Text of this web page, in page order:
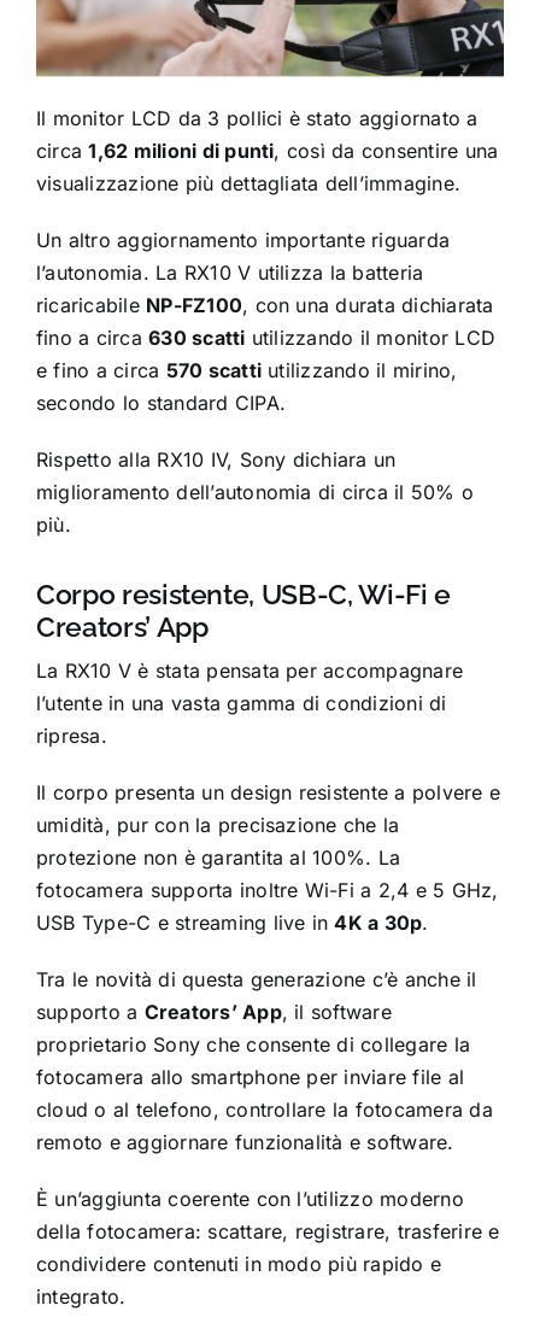
Il monitor LCD da 3 pollici è stato aggiornato a
circa1,62 milioni di punti, così da consentire una
visualizzazione più dettagliata dell’immagine.
Un altro aggiornamento importante riguarda
l’autonomia. La RX10 V utilizza la batteria
ricaricabile NP-FZ100, con una durata dichiarata
fino a circa630 scatti utilizzando il monitor LCD
e fino a circa 570 scatti utilizzando il mirino,
secondo lo standard CIPA.
Rispetto alla RX10 IV, Sony dichiara un
miglioramento dell’autonomia di circa il 50% o
più.
Corpo resistente, USB-C, Wi-Fi e
Creators’ App
La RX10 V è stata pensata per accompagnare
l’utente in una vasta gamma di condizioni di
ripresa.
Il corpo presenta un design resistente a polvere e
umidità, pur con la precisazione che la
protezione non è garantita al 100%. La
fotocamera supporta inoltre Wi-Fi a 2,4 e 5 GHz,
USB Type-C e streaming live in4K a 30p.
Tra le novità di questa generazione c’è anche il
supporto a Creators’ App, il software
proprietario Sony che consente di collegare la
fotocamera allo smartphone per inviare file al
cloud o al telefono, controllare la fotocamera da
remoto e aggiornare funzionalità e software.
È un’aggiunta coerente con l’utilizzo moderno
della fotocamera: scattare, registrare, trasferire e
condividere contenuti in modo più rapido e
integrato.